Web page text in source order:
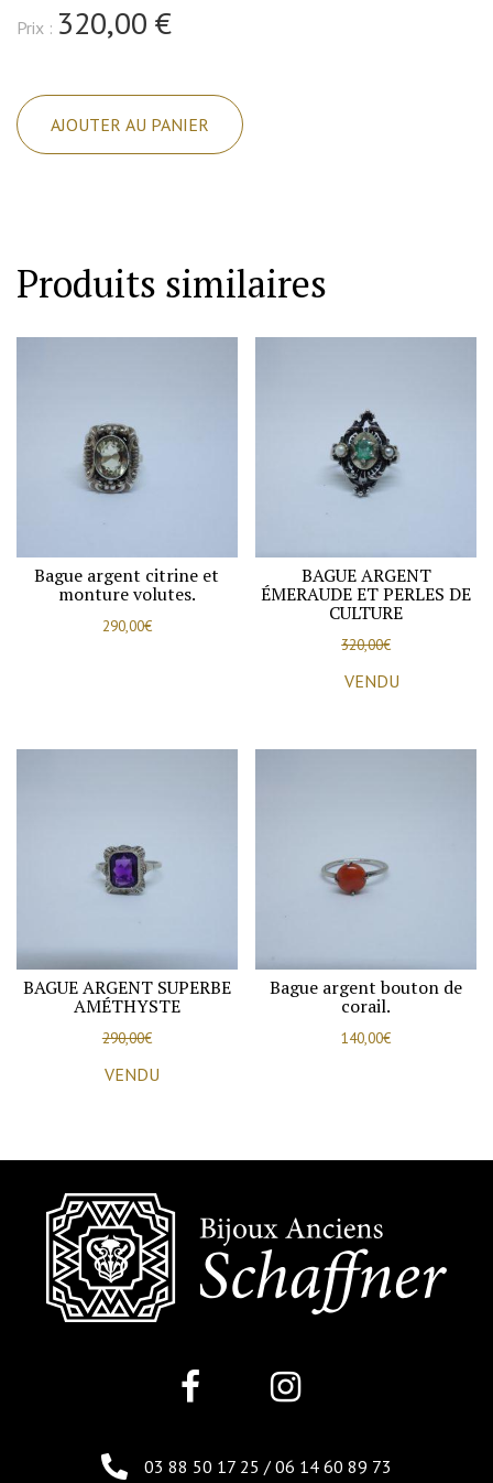
Prix : 320,00 €
de
Bague
sur
AJOUTER AU PANIER
Produits similaires
Bague argent citrine et
monture volutes.
290,00€
BAGUE ARGENT
ÉMERAUDE ET PERLES DE
CULTURE
320,00€
VENDU
BAGUE ARGENT SUPERBE
AMÉTHYSTE
290,00€
VENDU
Bague argent bouton de
corail.
140,00€
03 88 50 17 25 / 06 14 60 89 73